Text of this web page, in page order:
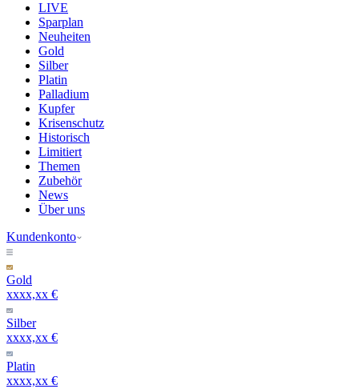
LIVE
Sparplan
Neuheiten
Gold
Silber
Platin
Palladium
Kupfer
Krisenschutz
Historisch
Limitiert
Themen
Zubehör
News
Über uns
Kundenkonto
Gold
xxxx,xx €
Silber
xxxx,xx €
Platin
xxxx,xx €